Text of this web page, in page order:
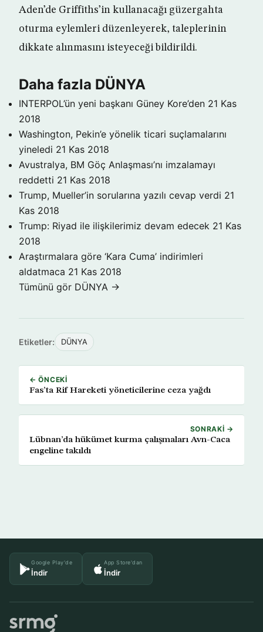
Aden’de Griffiths’in kullanacağı güzergahta
oturma eylemleri düzenleyerek, taleplerinin
dikkate alınmasını isteyeceği bildirildi.
Daha fazla DÜNYA
INTERPOL’ün yeni başkanı Güney Kore’den 21 Kas
2018
Washington, Pekin’e yönelik ticari suçlamalarını
yineledi 21 Kas 2018
Avustralya, BM Göç Anlaşması’nı imzalamayı
reddetti 21 Kas 2018
Trump, Mueller’in sorularına yazılı cevap verdi 21
Kas 2018
Trump: Riyad ile ilişkilerimiz devam edecek 21 Kas
2018
Araştırmalara göre ‘Kara Cuma’ indirimleri
aldatmaca 21 Kas 2018
Tümünü gör DÜNYA →
Etiketler: DÜNYA
← ÖNCEKI
Fas’ta Rif Hareketi yöneticilerine ceza yağdı
SONRAKI →
Lübnan’da hükümet kurma çalışmaları Avn-Caca
engeline takıldı
Google Play'de
İndir
App Store'dan
İndir